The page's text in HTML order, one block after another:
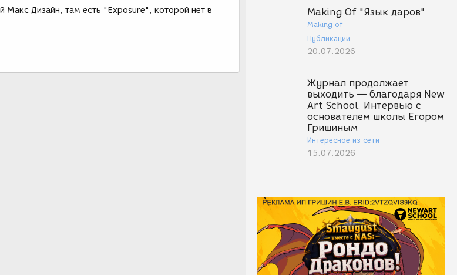
Making Of "Язык даров"
Making of
Публикации
20.07.2026
Журнал продолжает
выходить — благодаря New
Art School. Интервью с
основателем школы Егором
Гришиным
Интересное из сети
15.07.2026
Макс Дизайн, там есть "Exposure", которой нет в